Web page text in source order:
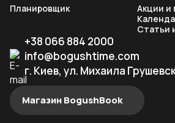
Планировщик
Акции и
Статьи
+38 066 884 2000
info@bogushtime.com
г. Киев, ул. Михаила
Магазин BogushBook